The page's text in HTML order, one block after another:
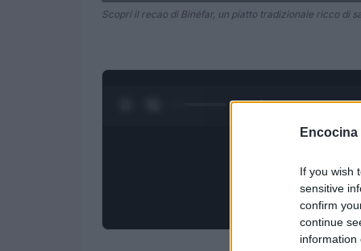
Encocina
If you wish
sensitive
confirm
continue
information
Scopri il recao di Binéfar, un piatto tradizionale ricco di
0:28 / 3:09 1/4